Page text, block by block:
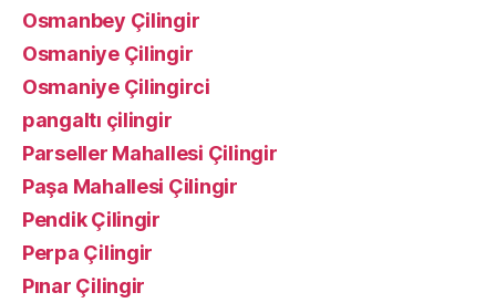
Osmanbey Çilingir
Osmaniye Çilingir
Osmaniye Çilingirci
pangaltı çilingir
Parseller Mahallesi Çilingir
Paşa Mahallesi Çilingir
Pendik Çilingir
Perpa Çilingir
Pınar Çilingir